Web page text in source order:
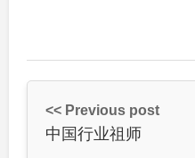
<< Previous post
中国行业祖师